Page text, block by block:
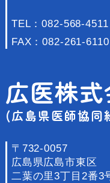
TEL：082-568-4511
FAX：082-261-6110
広医株
(広島県医師協同
〒732-0057
広島県広島市東区
二葉の里3丁目2番3